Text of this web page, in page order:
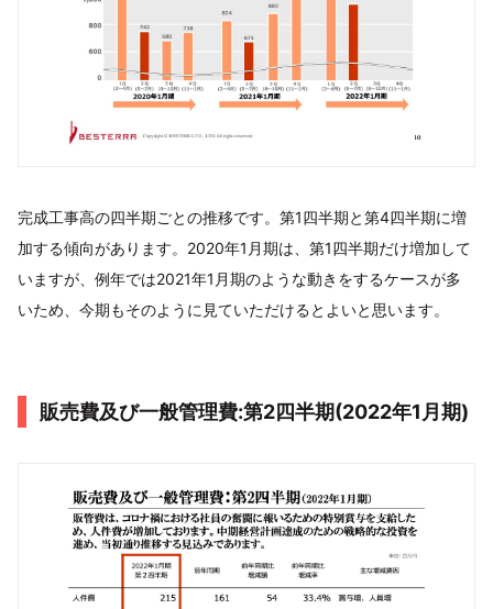
完成工事高の四半期ごとの推移です。第1四半期と第4四半期に増
加する傾向があります。2020年1月期は、第1四半期だけ増加して
いますが、例年では2021年1月期のような動きをするケースが多
いため、今期もそのように見ていただけるとよいと思います。
販売費及び一般管理費:第2四半期(2022年1月期)